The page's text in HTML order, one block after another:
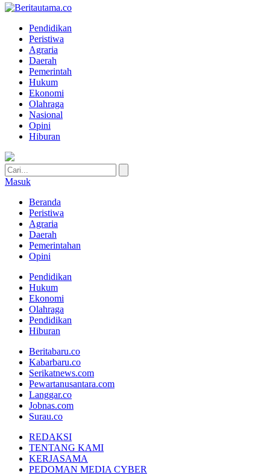
Pendidikan
Peristiwa
Agraria
Daerah
Pemerintah
Hukum
Ekonomi
Olahraga
Nasional
Opini
Hiburan
Masuk
Beranda
Peristiwa
Agraria
Daerah
Pemerintahan
Opini
Pendidikan
Hukum
Ekonomi
Olahraga
Pendidikan
Hiburan
Beritabaru.co
Kabarbaru.co
Serikatnews.com
Pewartanusantara.com
Langgar.co
Jobnas.com
Surau.co
REDAKSI
TENTANG KAMI
KERJASAMA
PEDOMAN MEDIA CYBER